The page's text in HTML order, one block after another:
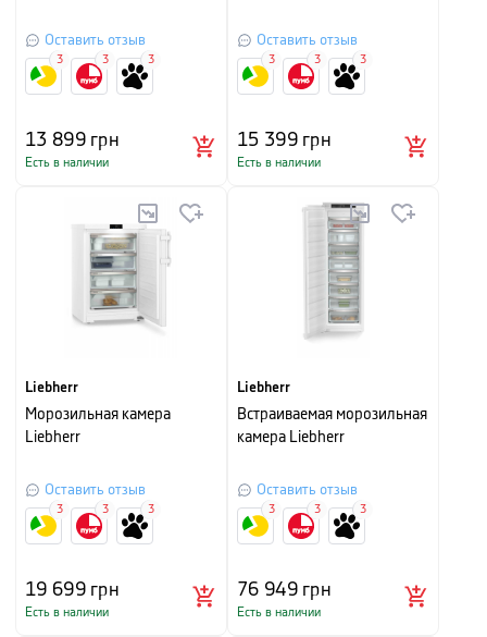
Оставить отзыв
13 899грн
Есть в наличии
3 3 3
Оставить отзыв
15 399грн
Есть в наличии
3 3 3
Liebherr
Морозильная камера
Liebherr
Оставить отзыв
19 699грн
Есть в наличии
3 3 3
Liebherr
Встраиваемая морозильная
камера Liebherr
Оставить отзыв
76 949грн
Есть в наличии
3 3 3